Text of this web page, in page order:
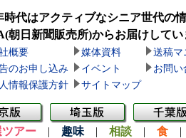
時代はアクティブなシニア世代の
朝日新聞販売所)からお届けしてい
概要 媒体資料
送稿マ
のお申し込み
イベント
お問い
情報保護方針
サイトマップ
アー | 趣味 | 相談 | 食